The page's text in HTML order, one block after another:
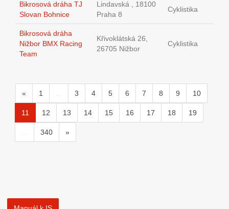
Bikrosová dráha TJ
Slovan Bohnice
Lindavská , 18100
Praha 8
Cyklistika
Bikrosová dráha
Nižbor BMX Racing
Team
Křivoklátská 26,
26705 Nižbor
Cyklistika
« 1 ... 3 4 5 6 7 8 9 10
11 12 13 14 15 16 17 18 19
... 340 »